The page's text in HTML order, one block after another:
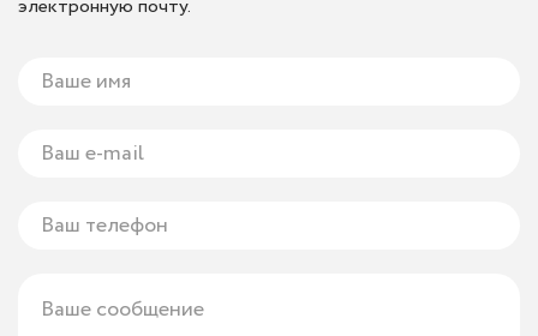
электронную почту.